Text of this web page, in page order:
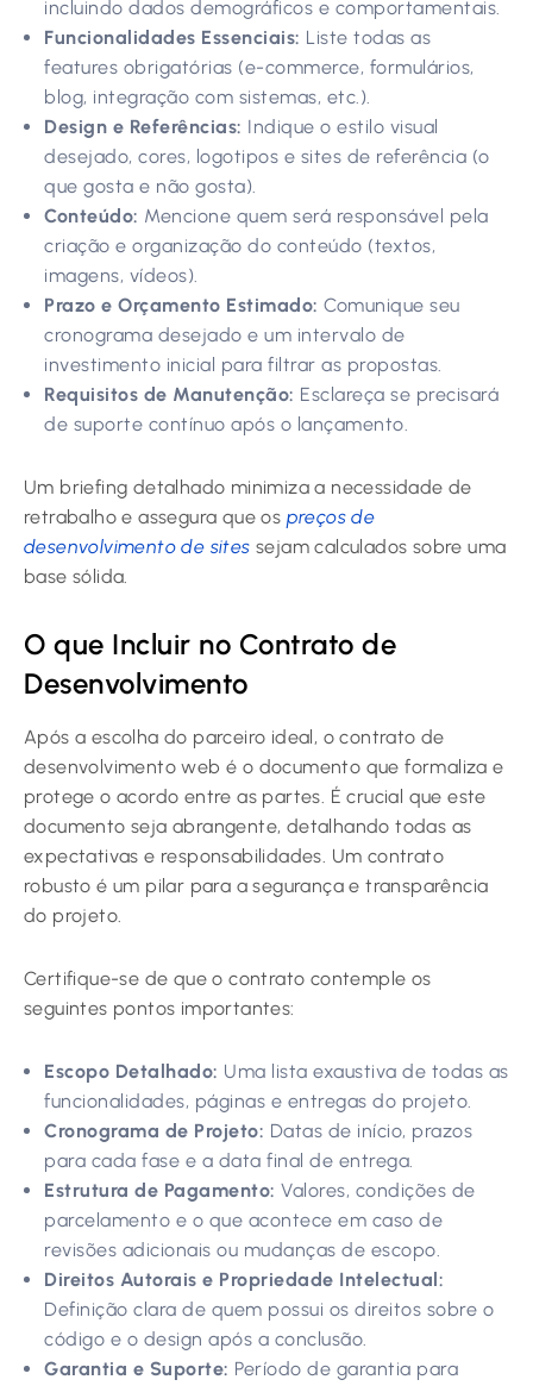
incluindo dados demográficos e comportamentais.
Funcionalidades Essenciais: Liste todas as
features obrigatórias (e-commerce, formulários,
blog, integração com sistemas, etc.).
Design e Referências: Indique o estilo visual
desejado, cores, logotipos e sites de referência (o
que gosta e não gosta).
Conteúdo: Mencione quem será responsável pela
criação e organização do conteúdo (textos,
imagens, vídeos).
Prazo e Orçamento Estimado: Comunique seu
cronograma desejado e um intervalo de
investimento inicial para filtrar as propostas.
Requisitos de Manutenção: Esclareça se precisará
de suporte contínuo após o lançamento.
Um briefing detalhado minimiza a necessidade de
retrabalho e assegura que os preços de
desenvolvimento de sites sejam calculados sobre uma
base sólida.
O que Incluir no Contrato de
Desenvolvimento
Após a escolha do parceiro ideal, o contrato de
desenvolvimento web é o documento que formaliza e
protege o acordo entre as partes. É crucial que este
documento seja abrangente, detalhando todas as
expectativas e responsabilidades. Um contrato
robusto é um pilar para a segurança e transparência
do projeto.
Certifique-se de que o contrato contemple os
seguintes pontos importantes:
Escopo Detalhado: Uma lista exaustiva de todas as
funcionalidades, páginas e entregas do projeto.
Cronograma de Projeto: Datas de início, prazos
para cada fase e a data final de entrega.
Estrutura de Pagamento: Valores, condições de
parcelamento e o que acontece em caso de
revisões adicionais ou mudanças de escopo.
Direitos Autorais e Propriedade Intelectual:
Definição clara de quem possui os direitos sobre o
código e o design após a conclusão.
Garantia e Suporte: Período de garantia para